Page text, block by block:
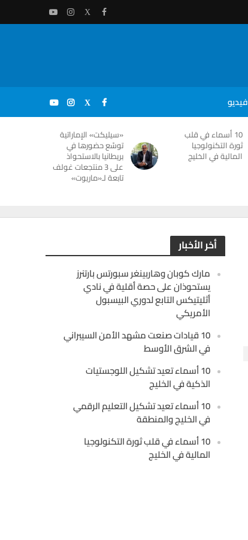
فيديو
10 أسماء في قلب
ثورة التكنولوجيا
المالية في الخليج
«سيليكت» الإماراتية
توسّع حضورها في
بريطانيا بالاستحواذ
على 3 منتجعات غولف
تابعة لـ«ماريوت»
أخر الأخبار
مارك كوبان وهاربينغر سبورتس بارتنرز
يستحوذان على حصة أقلية في نادي
أثليتيكس التابع لدوري البيسبول
الأمريكي
10 قيادات صنعت مشهد الأمن السيبراني
في الشرق الأوسط
10 أسماء تعيد تشكيل اللوجستيات
الذكية في الخليج
10 أسماء تعيد تشكيل التعليم الرقمي
في الخليج والمنطقة
10 أسماء في قلب ثورة التكنولوجيا
المالية في الخليج